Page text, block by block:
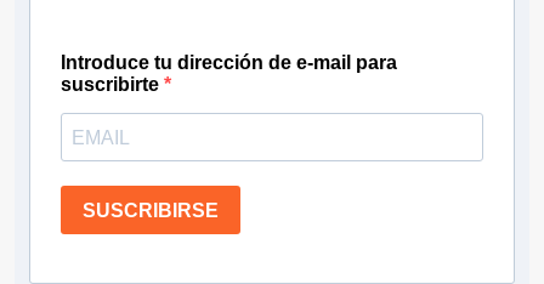
Introduce tu dirección de e-mail para
suscribirte
SUSCRIBIRSE